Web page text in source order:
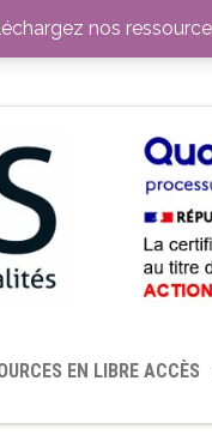
LE CERHES® FRANCE
EN LIBRE ACCÈS
nos